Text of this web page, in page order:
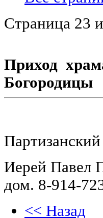
Страница 23
Приход
Богородицы
Иерей Павел
дом. 8-914-
<< Назад